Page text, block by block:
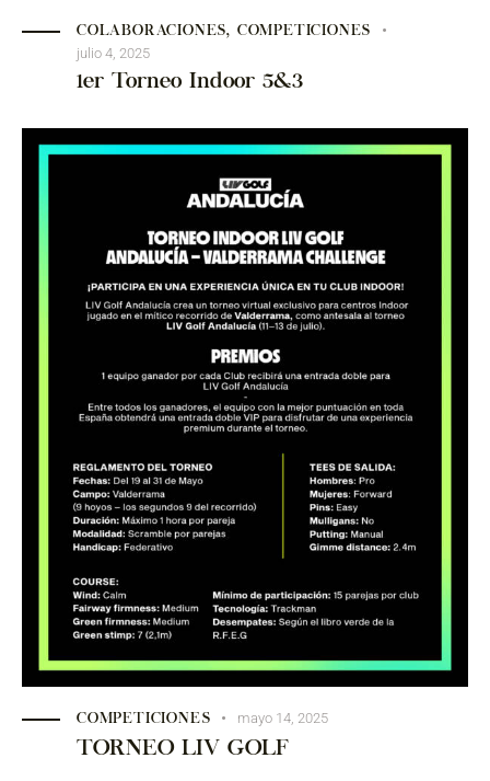
COLABORACIONES, COMPETICIONES
julio 4, 2025
1er Torneo Indoor 5&3
COMPETICIONES mayo 14, 2025
TORNEO LIV GOLF